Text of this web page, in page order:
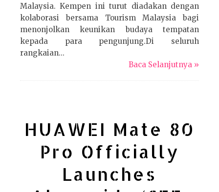
Malaysia. Kempen ini turut diadakan dengan
kolaborasi bersama Tourism Malaysia bagi
menonjolkan keunikan budaya tempatan
kepada para pengunjung.Di seluruh
rangkaian...
Baca Selanjutnya »
HUAWEI Mate 80
Pro Officially
Launches